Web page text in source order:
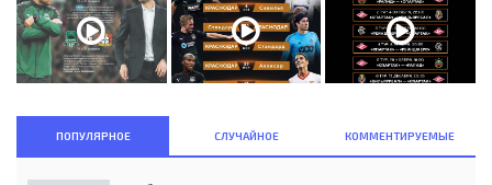
ПОПУЛЯРНОЕ СЛУЧАЙНОЕ КОММЕНТИРУЕМЫЕ